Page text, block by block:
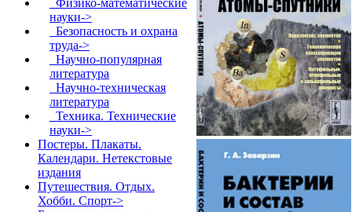
Физико-математические
науки->
Безопасность и охрана
труда->
Научно-популярная
литература
Научно-техническая
литература
Техника. Технические
науки->
Постеры. Плакаты.
Календари. Нетекстовые
издания
Путешествия. Отдых.
Хобби. Спорт->